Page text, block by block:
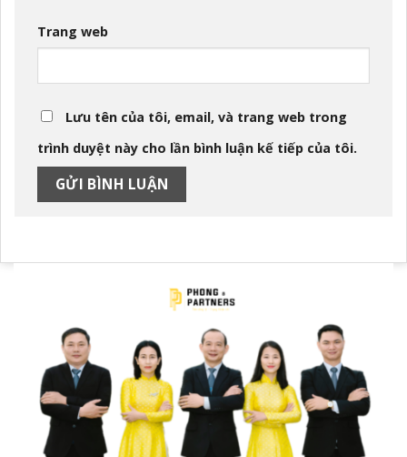
Trang web
Lưu tên của tôi, email, và trang web trong
trình duyệt này cho lần bình luận kế tiếp của tôi.